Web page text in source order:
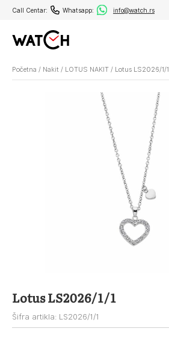
Call Centar: Whatsapp: info@watch.rs
Početna / Nakit / LOTUS NAKIT / Lotus LS2026/1/1
Lotus LS2026/1/1
Šifra artikla: LS2026/1/1